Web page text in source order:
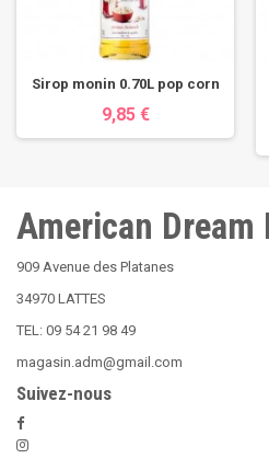
Sirop monin 0.70L pop corn
9,85 €
American Dream
909 Avenue des Platanes
34970 LATTES
TEL: 09 54 21 98 49
magasin.adm@gmail.com
Suivez-nous